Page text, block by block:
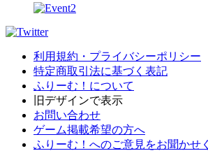
利用規約・プライバシーポリシー
特定商取引法に基づく表記
ふりーむ！について
旧デザインで表示
お問い合わせ
ゲーム掲載希望の方へ
ふりーむ！へのご意見をお聞かせ